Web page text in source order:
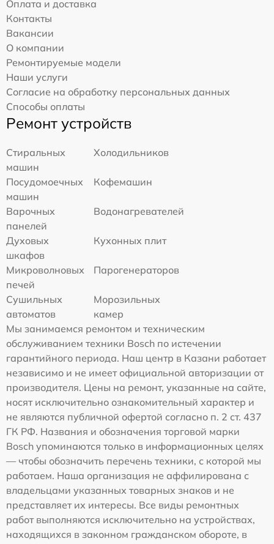
Оплата и доставка
Контакты
Вакансии
О компании
Ремонтируемые модели
Наши услуги
Согласие на обработку персональных данных
Способы оплаты
Ремонт устройств
Стиральных
машин
Холодильников
Посудомоечных
машин
Кофемашин
Варочных
панелей
Водонагревателей
Духовых
шкафов
Кухонных плит
Микроволновых
печей
Парогенераторов
Сушильных
автоматов
Морозильных
камер
Мы занимаемся ремонтом и техническим
обслуживанием техники Bosch по истечении
гарантийного периода. Наш центр в Казани работает
независимо и не имеет официальной авторизации от
производителя. Цены на ремонт, указанные на сайте,
носят исключительно ознакомительный характер и
не являются публичной офертой согласно п. 2 ст. 437
ГК РФ. Названия и обозначения торговой марки
Bosch упоминаются только в информационных целях
— чтобы обозначить перечень техники, с которой мы
работаем. Наша организация не аффилирована с
владельцами указанных товарных знаков и не
представляет их интересы. Все виды ремонтных
работ выполняются исключительно на устройствах,
находящихся в законном гражданском обороте, в